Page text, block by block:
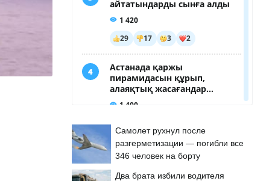
Самолет рухнул после
разгерметизации — погибли все
346 человек на борту
Два брата избили водителя